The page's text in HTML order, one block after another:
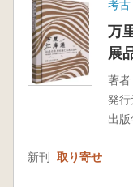
考古
万
展
著者
発行
出版
新刊 取り寄せ